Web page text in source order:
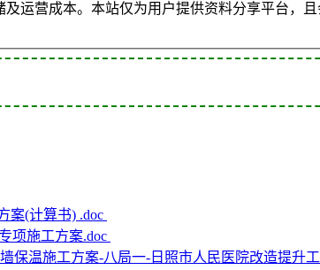
运营成本。本站仅为用户提供资料分享平台，
案(计算书) .doc
项施工方案.doc
保温施工方案-八局一-日照市人民医院改造提升